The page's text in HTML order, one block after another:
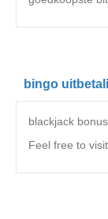
bingo
blackjack
Feel free to